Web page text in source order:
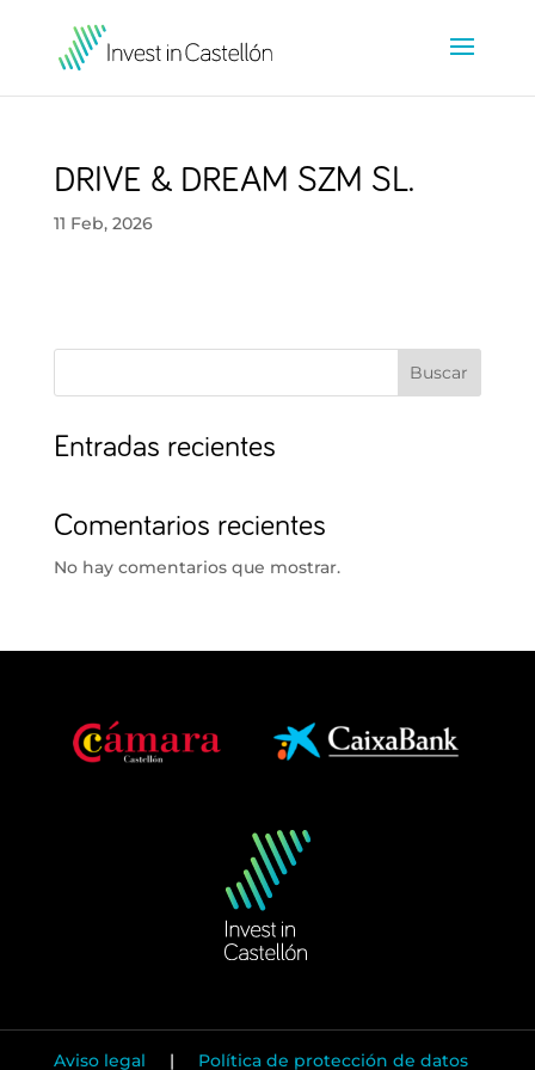
DRIVE & DREAM SZM SL.
11 Feb, 2026
Buscar
Entradas recientes
Comentarios recientes
No hay comentarios que mostrar.
Aviso legal | Política de protección de datos